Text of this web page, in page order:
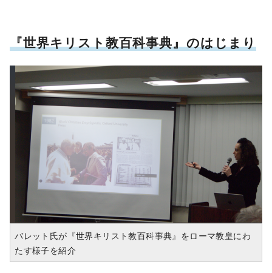
『世界キリスト教百科事典』のはじまり
バレット氏が『世界キリスト教百科事典』をローマ教皇にわ
たす様子を紹介